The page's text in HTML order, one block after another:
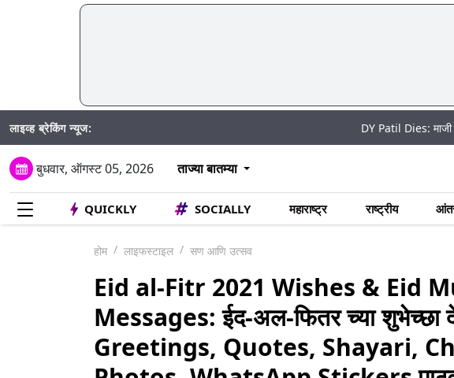
लाइव्ह ब्रेकिंग न्यूज: DY Patil Dies: माजी राज्यपाल आणि ज्येष्ठ
बुधवार, ऑगस्ट 05, 2026 ताज्या बातम्या
QUICKLY SOCIALLY महाराष्ट्र राष्ट्रीय
होम लाइफस्टाइल सण आणि उत्सव
Eid al-Fitr 2021 Wishes & Eid
Messages: ईद-अल-फितर च्या शुभेच्छा
Greetings, Quotes, Shayari,